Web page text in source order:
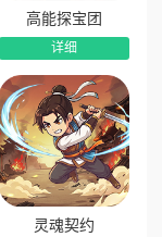
高能探宝团
详细
灵魂契约